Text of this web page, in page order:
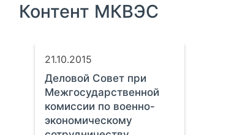
Контент МКВЭС
21.10.2015
Деловой Совет при
Межгосударственной
комиссии по военно-
экономическому